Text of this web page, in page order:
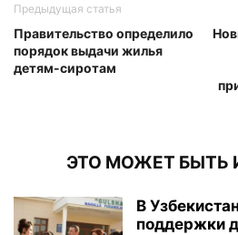
Предыдущая статья
Правительство определило
порядок выдачи жилья
детям-сиротам
ЭТО МОЖЕТ БЫТЬ
В
поддержки